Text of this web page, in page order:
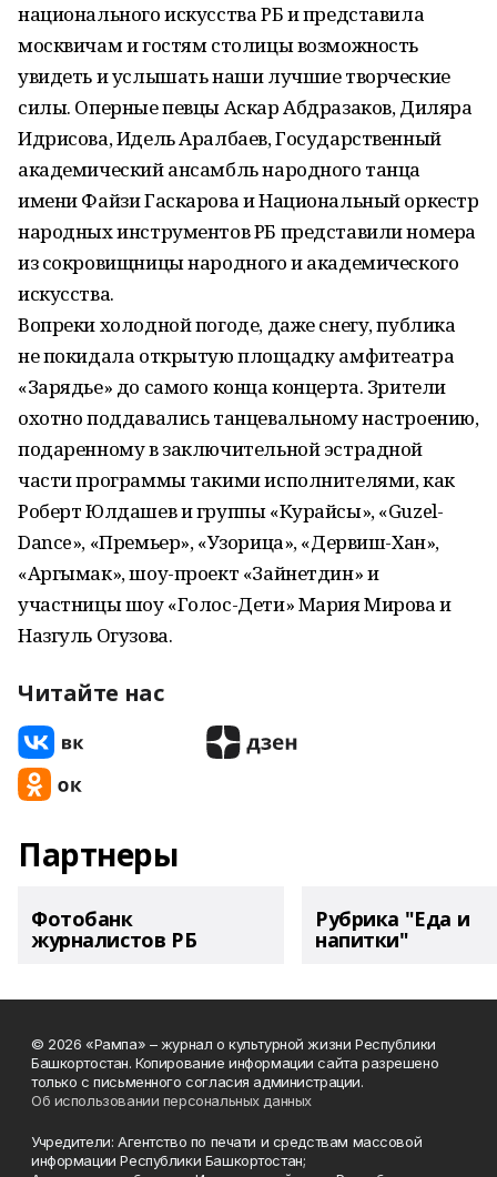
национального искусства РБ и представила
москвичам и гостям столицы возможность
увидеть и услышать наши лучшие творческие
силы. Оперные певцы Аскар Абдразаков, Диляра
Идрисова, Идель Аралбаев, Государственный
академический ансамбль народного танца
имени Файзи Гаскарова и Национальный оркестр
народных инструментов РБ представили номера
из сокровищницы народного и академического
искусства.
Вопреки холодной погоде, даже снегу, публика
не покидала открытую площадку амфитеатра
«Зарядье» до самого конца концерта. Зрители
охотно поддавались танцевальному настроению,
подаренному в заключительной эстрадной
части программы такими исполнителями, как
Роберт Юлдашев и группы «Курайсы», «Guzel-
Dance», «Премьер», «Узорица», «Дервиш-Хан»,
«Аргымак», шоу-проект «Зайнетдин» и
участницы шоу «Голос-Дети» Мария Мирова и
Назгуль Огузова.
Читайте нас
Партнеры
Фотобанк
журналистов РБ
Рубрика "Еда и
напитки"
© 2026 «Рампа» – журнал о культурной жизни Республики
Башкортостан. Копирование информации сайта разрешено
только с письменного согласия администрации.
Об использовании персональных данных
Учредители: Агентство по печати и средствам массовой
информации Республики Башкортостан;